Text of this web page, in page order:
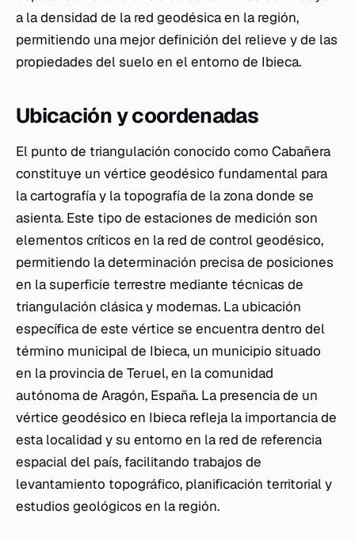
a la densidad de la red geodésica en la región,
permitiendo una mejor definición del relieve y de las
propiedades del suelo en el entorno de Ibieca.
Ubicación y coordenadas
El punto de triangulación conocido como Cabañera
constituye un vértice geodésico fundamental para
la cartografía y la topografía de la zona donde se
asienta. Este tipo de estaciones de medición son
elementos críticos en la red de control geodésico,
permitiendo la determinación precisa de posiciones
en la superficie terrestre mediante técnicas de
triangulación clásica y modernas. La ubicación
específica de este vértice se encuentra dentro del
término municipal de Ibieca, un municipio situado
en la provincia de Teruel, en la comunidad
autónoma de Aragón, España. La presencia de un
vértice geodésico en Ibieca refleja la importancia de
esta localidad y su entorno en la red de referencia
espacial del país, facilitando trabajos de
levantamiento topográfico, planificación territorial y
estudios geológicos en la región.